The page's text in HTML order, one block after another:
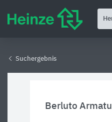
Suchergebnis
Berluto